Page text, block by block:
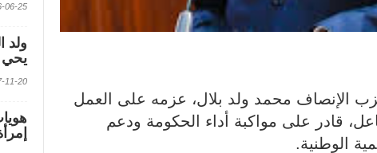
الإنصاف محمد ولد بلال، عزمه على العمل
قادر على مواكبة أداء الحكومة ودعم
الوطنية.
2016-06-25
ولد
يحي
2017-11-20